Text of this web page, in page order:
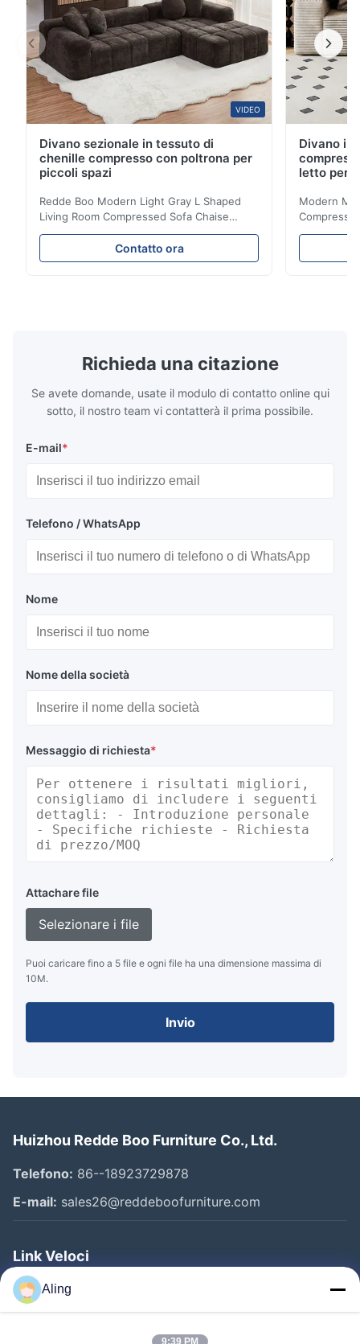
VIDEO
Divano sezionale in tessuto di
chenille compresso con poltrona per
piccoli spazi
Redde Boo Modern Light Gray L Shaped
Living Room Compressed Sofa Chaise
Lounge Product Overview High resilience
soft sectional sofa designed for small
spaces, featuring a contemporary light gray
Contatto ora
Divano in
letto per
Modern
Room
Richieda una citazione
Se avete domande, usate il modulo di contatto online qui
sotto, il nostro team vi contatterà il prima possibile.
E-mail*
Telefono / WhatsApp
Nome
Nome della società
Messaggio di richiesta*
Attachare file
Selezionare i file
Puoi caricare fino a 5 file e ogni file ha una dimensione massima di
10M.
Invio
Huizhou Redde Boo Furniture Co., Ltd.
Telefono: 86--18923729878
E-mail: sales26@reddeboofurniture.com
Link Veloci
Casa
Prodotti
Aling
9:39 PM